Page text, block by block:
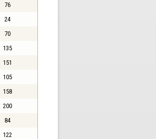
76
24
70
135
151
105
158
200
84
122